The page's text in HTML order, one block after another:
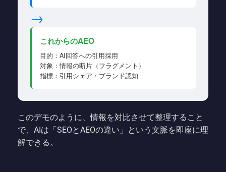
→
これからのAEO
目的：AI回答への引用採用
対象：情報の断片（フラグメント）
指標：引用シェア・ブランド認知
このデモのように、情報を対比させて整理すること
で、AIは「SEOとAEOの違い」という文脈を即座に理
解できる。